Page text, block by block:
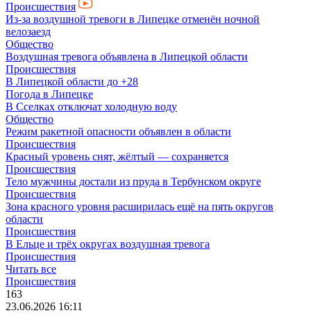
Происшествия
Из-за воздушной тревоги в Липецке отменён ночной
велозаезд
Общество
Воздушная тревога объявлена в Липецкой области
Происшествия
В Липецкой области до +28
Погода в Липецке
В Сселках отключат холодную воду
Общество
Режим ракетной опасности объявлен в области
Происшествия
Красный уровень снят, жёлтый — сохраняется
Происшествия
Тело мужчины достали из пруда в Тербунском округе
Происшествия
Зона красного уровня расширилась ещё на пять округов
области
Происшествия
В Ельце и трёх округах воздушная тревога
Происшествия
Читать все
Происшествия
163
23.06.2026 16:11